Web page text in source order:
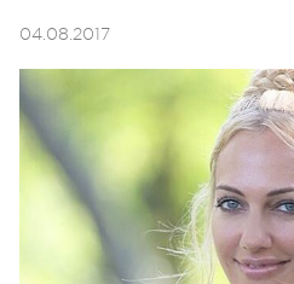
04.08.2017